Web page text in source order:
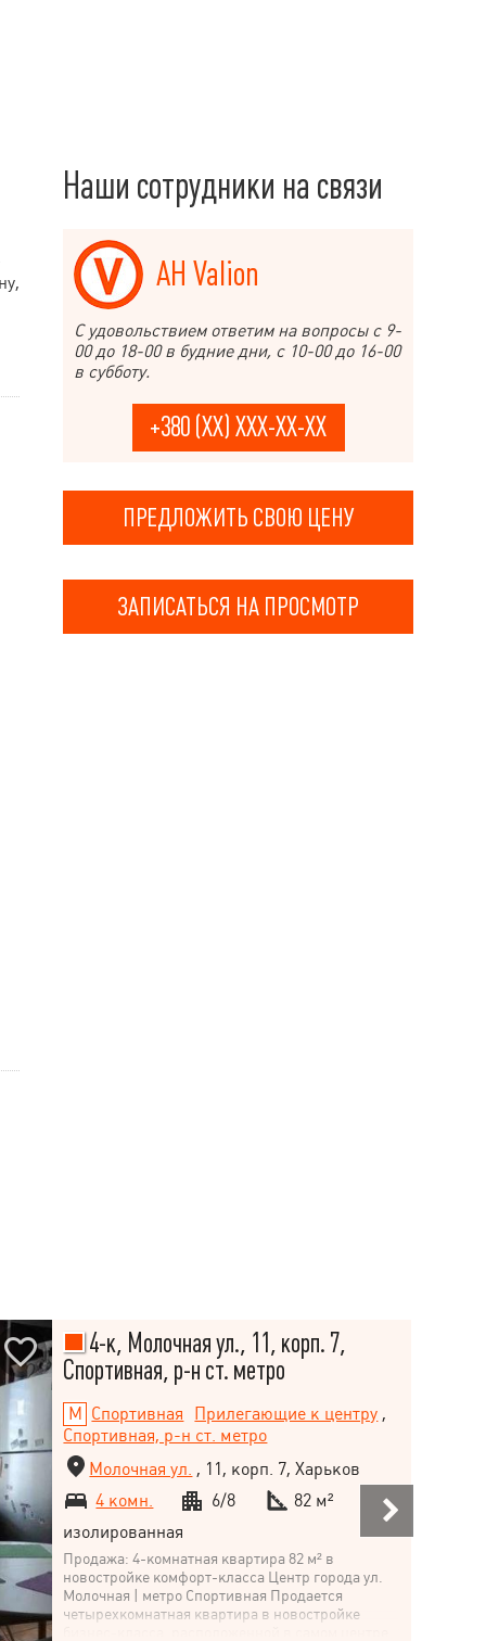
Наши сотрудники на связи
АН Valion
С удовольствием ответим на вопросы с 9-
00 до 18-00 в будние дни, с 10-00 до 16-00
в субботу.
+380 (XX) XXX-XX-XX
ПРЕДЛОЖИТЬ СВОЮ ЦЕНУ
ЗАПИСАТЬСЯ НА ПРОСМОТР
4-к, Молочная ул., 11, корп. 7,
Спортивная, р-н ст. метро
Спортивная Прилегающие к центру ,
Спортивная, р-н ст. метро
Молочная ул. , 11, корп. 7, Харьков
4 комн.
6/8
82 м²
изолированная
Продажа: 4-комнатная квартира 82 м² в
новостройке комфорт-класса Центр города ул.
Молочная | метро Спортивная Продается
четырехкомнатная квартира в новостройке